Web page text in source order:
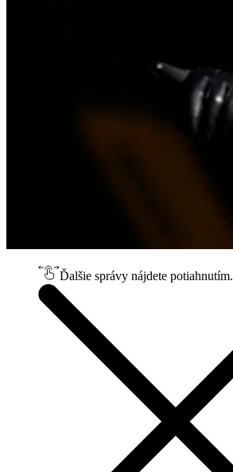
Ďalšie správy nájdete potiahnutím.